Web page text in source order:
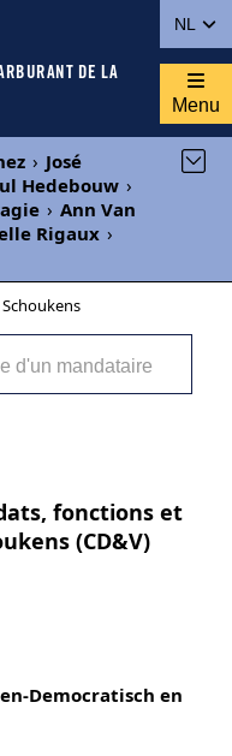
NL
DE LA
Menu
› José
Hedebouw ›
› Ann Van
Rigaux ›
fonctions et
(CD&V)
Democratisch en